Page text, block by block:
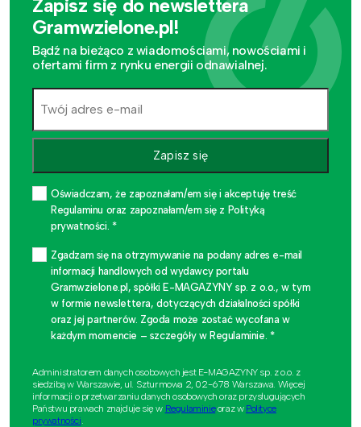
Zapisz się do newslettera
Gramwzielone.pl!
Bądź na bieżąco z wiadomościami, nowościami i
ofertami firm z rynku energii odnawialnej.
Zapisz się
Oświadczam, że zapoznałam/em się i akceptuję treść
Regulaminu oraz zapoznałam/em się z Polityką
prywatności. *
Zgadzam się na otrzymywanie na podany adres e-mail
informacji handlowych od wydawcy portalu
Gramwzielone.pl, spółki E-MAGAZYNY sp. z o.o., w tym
w formie newslettera, dotyczących działalności spółki
oraz jej partnerów. Zgoda może zostać wycofana w
każdym momencie – szczegóły w Regulaminie. *
Administratorem danych osobowych jest E-MAGAZYNY sp. z o.o. z
siedzibą w Warszawie, ul. Szturmowa 2, 02-678 Warszawa. Więcej
informacji o przetwarzaniu danych osobowych oraz przysługujących
Państwu prawach znajduje się w Regulaminieoraz w Polityce
prywatności.